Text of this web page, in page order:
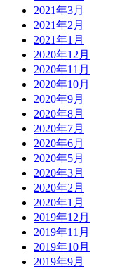
2021年3月
2021年2月
2021年1月
2020年12月
2020年11月
2020年10月
2020年9月
2020年8月
2020年7月
2020年6月
2020年5月
2020年3月
2020年2月
2020年1月
2019年12月
2019年11月
2019年10月
2019年9月